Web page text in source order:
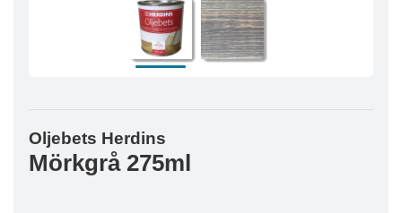
Oljebets Herdins
Mörkgrå 275ml